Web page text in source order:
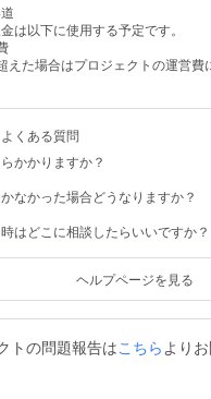
は以下に使用する予定です。
えた場合はプロジェクトの運営費
くある質問
かかりますか？
なかった場合どうなりますか？
はどこに相談したらいいですか？
ヘルプページを見る
トの問題報告はこちら より